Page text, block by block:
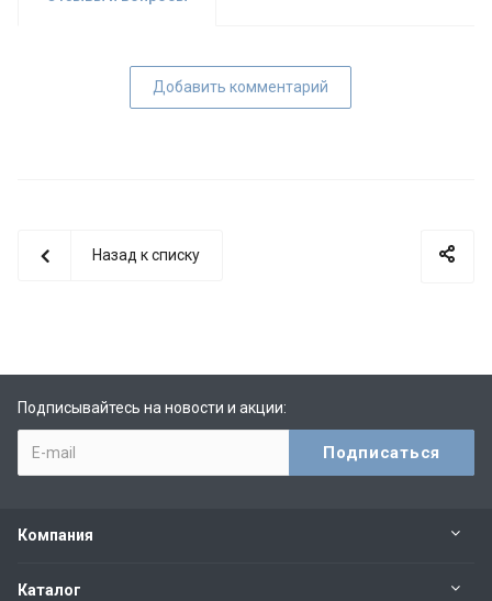
Добавить комментарий
Назад к списку
Подписывайтесь на новости и акции:
Компания
Каталог